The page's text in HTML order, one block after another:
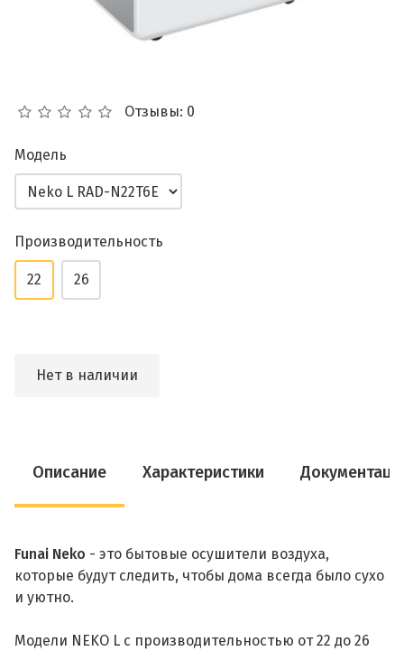
Отзывы: 0
Модель
Производительность
22 26
Нет в наличии
Описание Характеристики
Funai Neko - это бытовые осушители воздуха,
которые будут следить, чтобы дома всегда было сухо
и уютно.
Модели NEKO L с производительностью от 22 до 26